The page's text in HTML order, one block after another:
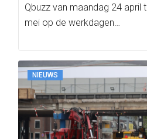
Qbuzz van maandag 24 april
mei op de werkdagen…
NIEUWS